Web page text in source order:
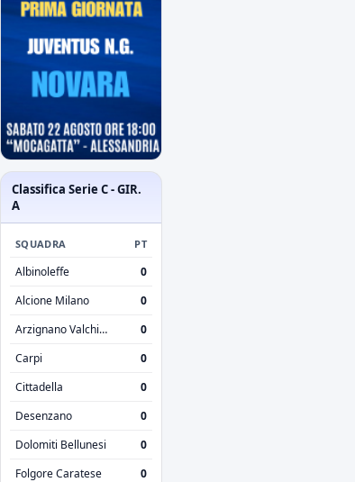
Classifica Serie C - GIR.
A
SQUADRA PT
Albinoleffe
0
Alcione Milano
0
Arzignano Valchiampo
0
Carpi
0
Cittadella
0
Desenzano
0
Dolomiti Bellunesi
0
Folgore Caratese
0